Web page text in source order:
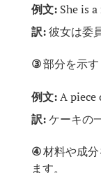
例文:She is
訳:彼女は委
③部分を示す
例文:A piece
訳:ケーキの
④材料や成
ます。